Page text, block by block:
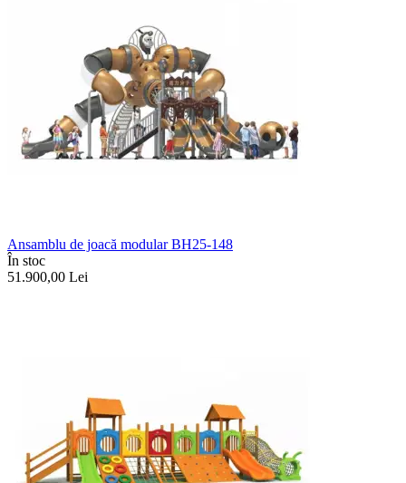
Ansamblu de joacă modular BH25-148
În stoc
51.900,00 Lei